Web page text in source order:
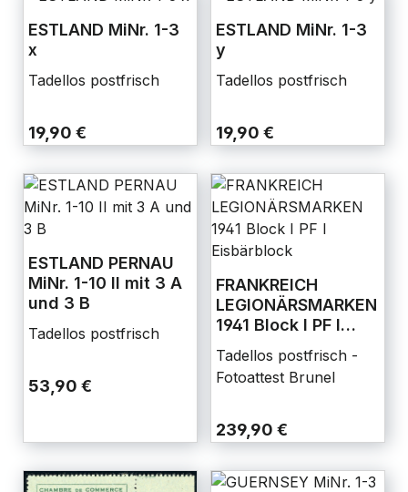
ESTLAND MiNr. 1-3
x
Tadellos postfrisch
19,90 €
ESTLAND MiNr. 1-3
y
Tadellos postfrisch
19,90 €
ESTLAND PERNAU
MiNr. 1-10 II mit 3 A
und 3 B
Tadellos postfrisch
53,90 €
FRANKREICH
LEGIONÄRSMARKEN
1941 Block I PF I
Tadellos postfrisch -
Fotoattest Brunel
239,90 €